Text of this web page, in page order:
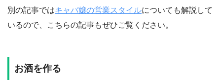
別の記事ではキャバ嬢の営業スタイルについても解説して
いるので、こちらの記事もぜひご覧ください。
お酒を作る